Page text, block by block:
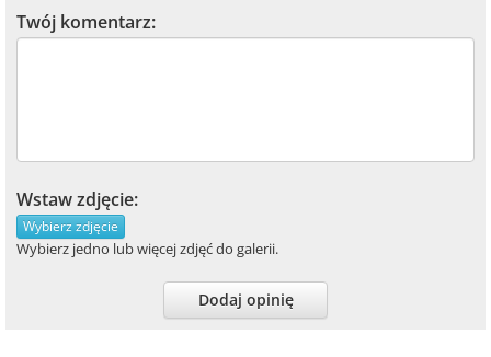
Twój komentarz:
Wstaw zdjęcie:
Wybierz zdjęcie
Wybierz jedno lub więcej zdjęć do galerii.
Dodaj opinię